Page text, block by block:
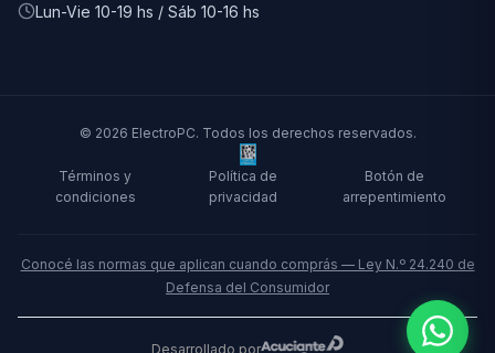
Lun-Vie 10-19 hs / Sáb 10-16 hs
© 2026 ElectroPC. Todos los derechos reservados.
Términos y
condiciones
Política de
privacidad
Botón de
arrepentimiento
Conocé las normas que aplican cuando comprás — Ley N.º 24.240 de
Defensa del Consumidor
Desarrollado por